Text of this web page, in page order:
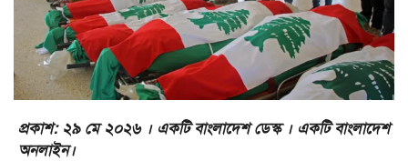
প্রকাশ: ২৯ মে ২০২৬ । একটি বাংলাদেশ ডেস্ক । একটি বাংলাদেশ
অনলাইন।